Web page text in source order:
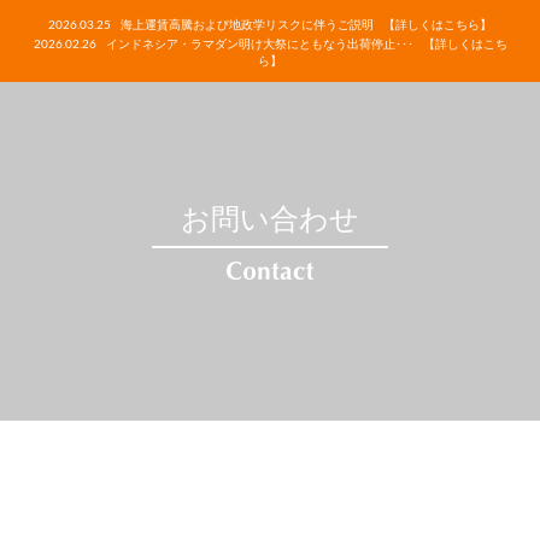
2026.03.25 海上運賃高騰および地政学リスクに伴うご説明
【詳しくはこちら】
2026.02.26
インドネシア・ラマダン明け大祭にともなう出荷停止･･･
【詳しくはこち
ら】
お問い合わせ